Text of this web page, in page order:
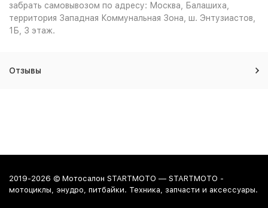
забрать самовывозом по адресу: Москва, Балашиха,
территория Западная Коммунальная Зона, ш. Энтузиастов,
1Б, 3 этаж.
Отзывы
2019-2026 © Мотосалон STARTMOTO — STARTMOTO -
мотоциклы, энудро, питбайки. Техника, запчасти и аксессуары.